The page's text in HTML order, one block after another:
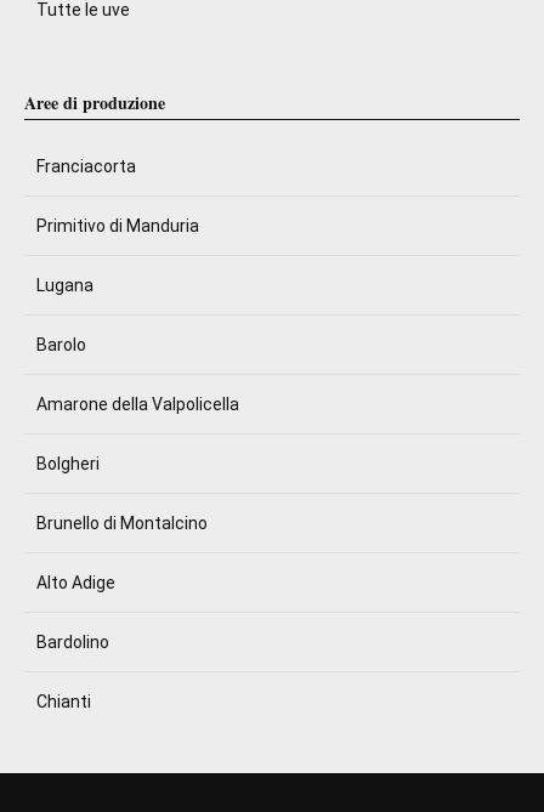
Tutte le uve
Aree di produzione
Franciacorta
Primitivo di Manduria
Lugana
Barolo
Amarone della Valpolicella
Bolgheri
Brunello di Montalcino
Alto Adige
Bardolino
Chianti